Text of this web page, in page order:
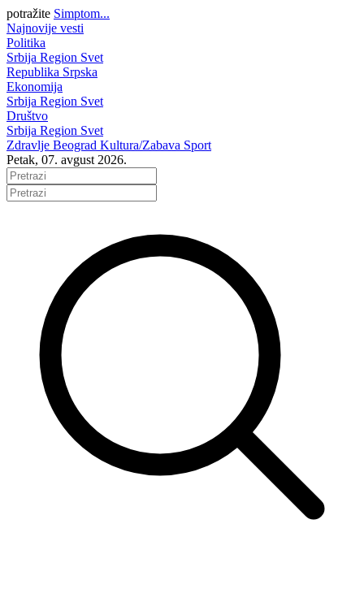
potražite Simptom...
Najnovije vesti
Politika
Srbija Region Svet
Republika Srpska
Ekonomija
Srbija Region Svet
Društvo
Srbija Region Svet
Zdravlje Beograd Kultura/Zabava Sport
Petak, 07. avgust 2026.